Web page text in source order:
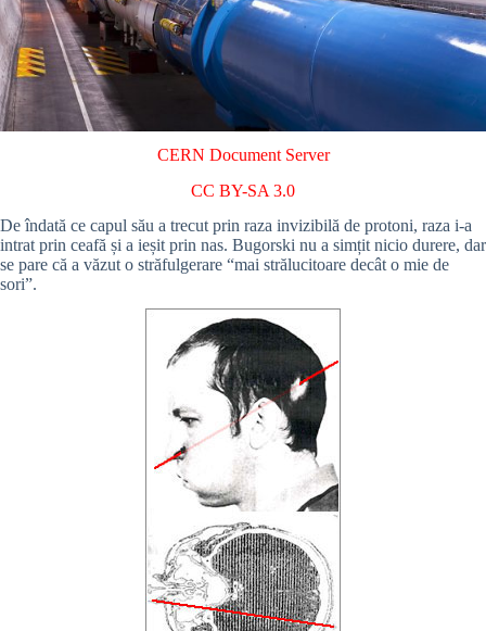
CERN Document Server
CC BY-SA 3.0
De îndată ce capul său a trecut prin raza invizibilă de protoni, raza i-a
intrat prin ceafă și a ieșit prin nas. Bugorski nu a simțit nicio durere, dar
se pare că a văzut o străfulgerare “mai strălucitoare decât o mie de
sori”.